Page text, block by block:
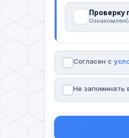
Проверку
Согласен с
Не запоминать